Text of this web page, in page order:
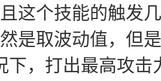
这个技能的触发
是取波动值，但
下，打出最高攻